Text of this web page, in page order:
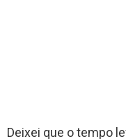
Deixei que o tempo